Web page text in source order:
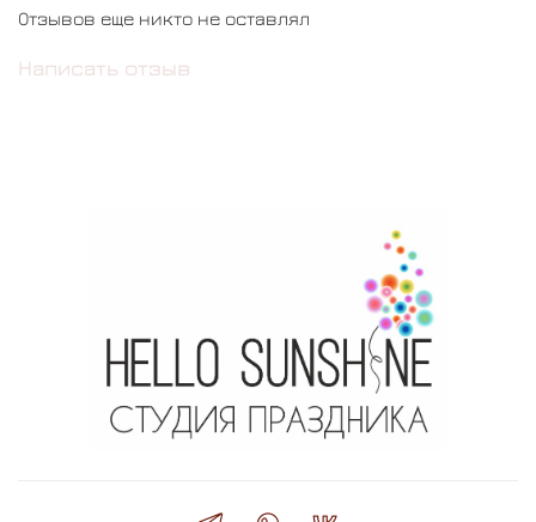
Отзывов еще никто не оставлял
Написать отзыв